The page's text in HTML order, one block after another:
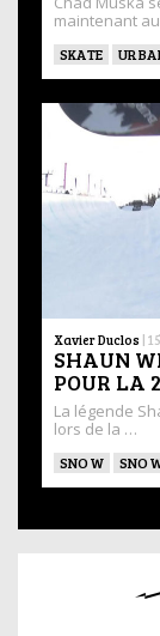
maintenant
SKATE
Xavier Duclos |
SHAUN
POUR LA
La légende
lors de la …
SNOW